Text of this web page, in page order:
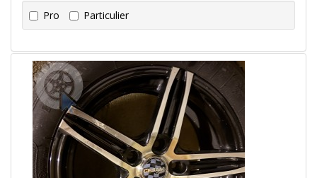
Pro Particulier